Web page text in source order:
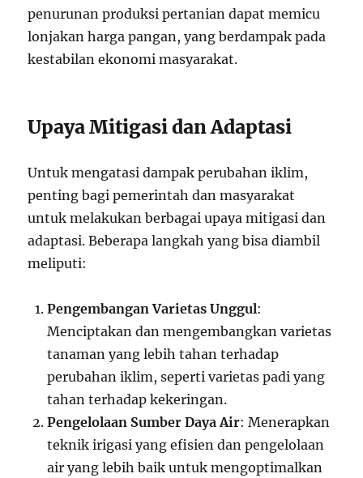
penurunan produksi pertanian dapat memicu
lonjakan harga pangan, yang berdampak pada
kestabilan ekonomi masyarakat.
Upaya Mitigasi dan Adaptasi
Untuk mengatasi dampak perubahan iklim,
penting bagi pemerintah dan masyarakat
untuk melakukan berbagai upaya mitigasi dan
adaptasi. Beberapa langkah yang bisa diambil
meliputi:
Pengembangan Varietas Unggul:
Menciptakan dan mengembangkan varietas
tanaman yang lebih tahan terhadap
perubahan iklim, seperti varietas padi yang
tahan terhadap kekeringan.
Pengelolaan Sumber Daya Air: Menerapkan
teknik irigasi yang efisien dan pengelolaan
air yang lebih baik untuk mengoptimalkan